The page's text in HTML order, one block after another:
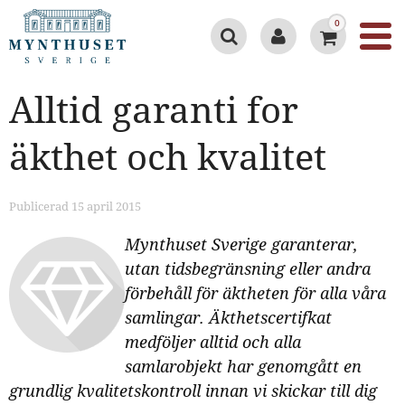
0
Alltid garanti for
äkthet och kvalitet
Publicerad 15 april 2015
Mynthuset Sverige garanterar,
utan tidsbegränsning eller andra
förbehåll för äktheten för alla våra
samlingar. Äkthetscertifkat
medföljer alltid och alla
samlarobjekt har genomgått en
grundlig kvalitetskontroll innan vi skickar till dig